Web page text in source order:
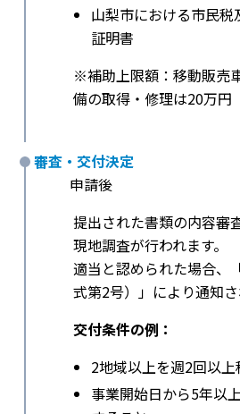
山梨市における市民
証明書
※補助上限額：移動販売
備の取得・修理は20万円
審査・交付決定
申請後
提出された書類の内容審
現地調査が行われます。
適当と認められた場合、
式第2号）」により通知さ
交付条件の例：
2地域以上を週2回以
事業開始日から5年以